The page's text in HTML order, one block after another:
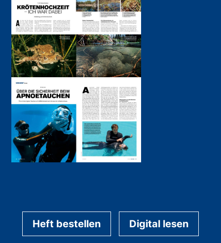
Heft bestellen Digital lesen